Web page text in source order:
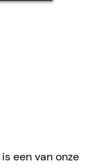
een van onze